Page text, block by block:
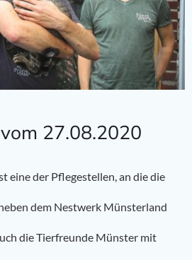
27.08.2020
eine der Pflegestellen, an die die
dem Nestwerk Münsterland
die Tierfreunde Münster mit